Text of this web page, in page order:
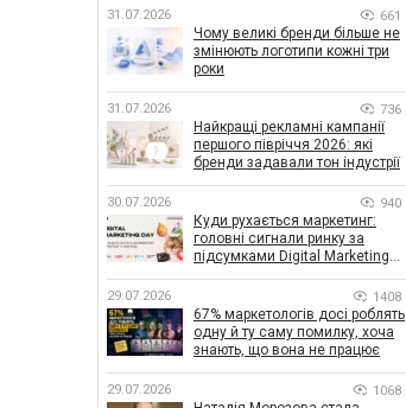
31.07.2026 661
Чому великі бренди більше не
змінюють логотипи кожні три
роки
31.07.2026 736
Найкращі рекламні кампанії
першого півріччя 2026: які
бренди задавали тон індустрії
30.07.2026 940
Куди рухається маркетинг:
головні сигнали ринку за
підсумками Digital Marketing
29.07.2026 1408
67% маркетологів досі роблять
одну й ту саму помилку, хоча
знають, що вона не працює
29.07.2026 1068